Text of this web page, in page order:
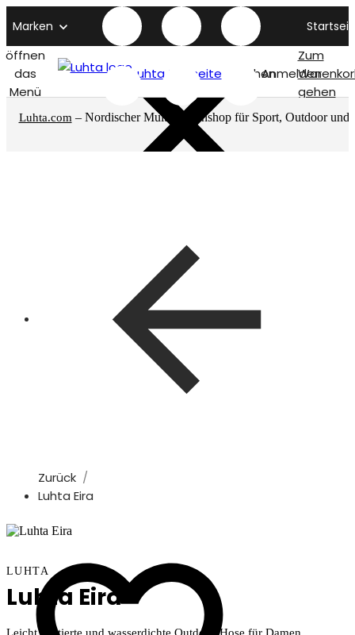
Marken
öffnen
das
Menü
Luhta titelseite SuchenAnmelden
Zum
gehen
Luhta.com – Nordischer Multimarkenshop für Sport, Outdoor und
Zurück
Luhta Eira
LUHTA
Luhta Eira